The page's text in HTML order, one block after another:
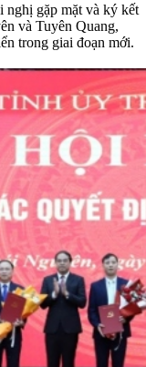
nghị gặp mặt và ký kết
và Tuyên Quang,
trong giai đoạn mới.